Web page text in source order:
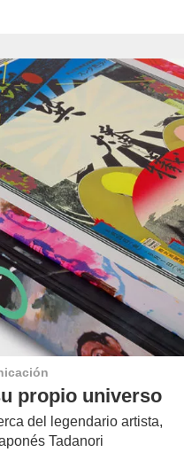
propio universo
del legendario artista,
Tadanori